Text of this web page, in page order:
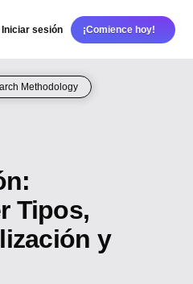
Iniciar sesión ¡Comience hoy!
Methodology
Tipos,
y